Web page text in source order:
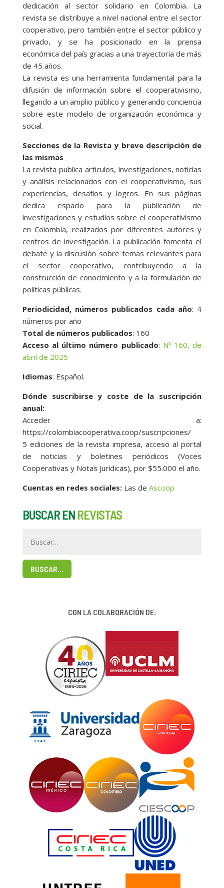
dedicación al sector solidario en Colombia. La
revista se distribuye a nivel nacional entre el sector
cooperativo, pero también entre el sector público y
privado, y se ha posicionado en la prensa
económica del país gracias a una trayectoria de más
de 45 años.
La revista es una herramienta fundamental para la
difusión de información sobre el cooperativismo,
llegando a un amplio público y generando conciencia
sobre este modelo de organización económica y
social.
Secciones de la Revista y breve descripción de
las mismas
La revista publica artículos, investigaciones, noticias
y análisis relacionados con el cooperativismo, sus
experiencias, desafíos y logros. En sus páginas
dedica espacio para la publicación de
investigaciones y estudios sobre el cooperativismo
en Colombia, realizados por diferentes autores y
centros de investigación. La publicación fomenta el
debate y la discusión sobre temas relevantes para
el sector cooperativo, contribuyendo a la
construcción de conocimiento y a la formulación de
políticas públicas.
Periodicidad, números publicados cada año: 4
números por año
Total de números publicados: 160
Acceso al último número publicado: Nº 160, de
abril de 2025
Idiomas: Español.
Dónde suscribirse y coste de la suscripción
anual:
Acceder a:
https://colombiacooperativa.coop/suscripciones/
5 ediciones de la revista impresa, acceso al portal
de noticias y boletines periódicos (Voces
Cooperativas y Notas Jurídicas), por $55.000 el año.
Cuentas en redes sociales: Las de Ascoop
BUSCAR EN REVISTAS
BUSCAR…
CON LA COLABORACIÓN DE: